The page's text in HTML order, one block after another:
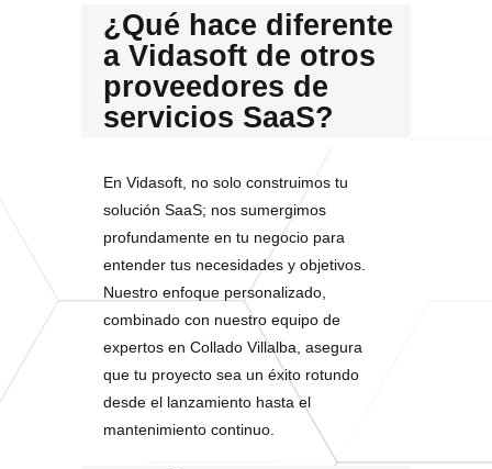
¿Qué hace diferente
a Vidasoft de otros
proveedores de
servicios SaaS?
En Vidasoft, no solo construimos tu
solución SaaS; nos sumergimos
profundamente en tu negocio para
entender tus necesidades y objetivos.
Nuestro enfoque personalizado,
combinado con nuestro equipo de
expertos en Collado Villalba, asegura
que tu proyecto sea un éxito rotundo
desde el lanzamiento hasta el
mantenimiento continuo.